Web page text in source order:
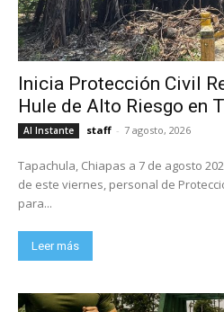
Inicia Protección Civil
Hule de Alto Riesgo en
Al Instante staff - 7 agosto, 2026
Tapachula, Chiapas a 7 de agosto
de este viernes, personal de
para...
Leer más